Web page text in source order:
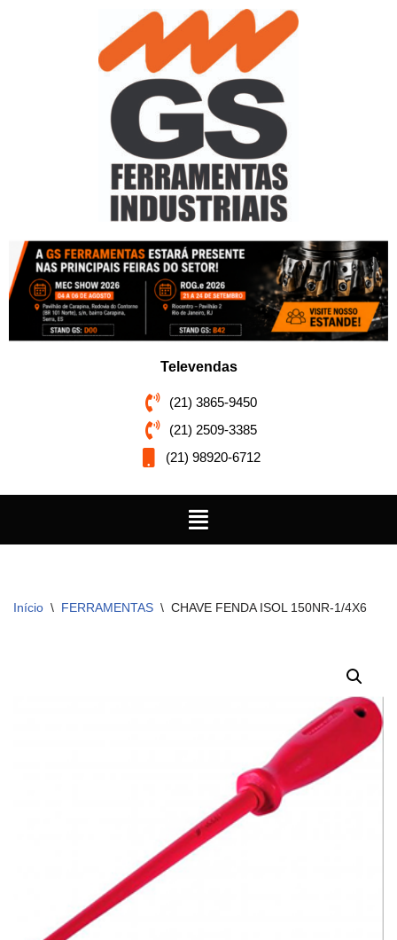
Televendas
(21) 3865-9450
(21) 2509-3385
(21) 98920-6712
Início \ FERRAMENTAS \ CHAVE FENDA ISOL 150NR-1/4X6